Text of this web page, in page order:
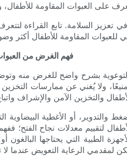
في تعزيز السلامة. تابع القراءة
فهم الغرض من
التوعوية بشرح واضح للغرض منه
منيعًا، ولا يُغني عن ممارسات
والتدوير، أو الأغطية
لتقييم معدلات نجاح الفتح؛
التي يحتاجها البالغون أو